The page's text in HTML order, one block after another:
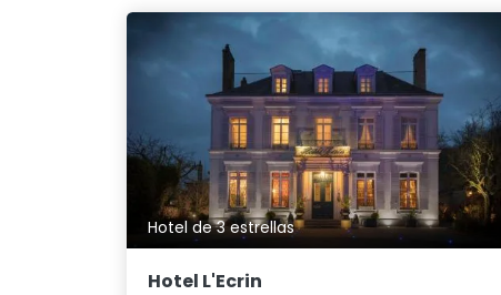
Hotel de 3 estrellas
Hotel L'Ecrin